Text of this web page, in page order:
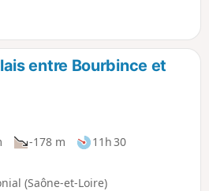
entre Bourbince et
-178 m
11h 30
(Saône-et-Loire)